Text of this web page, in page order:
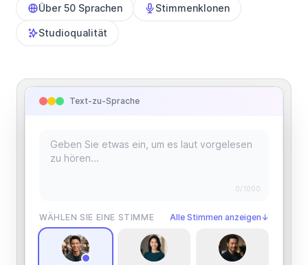
Über 50 Sprachen Stimmenklonen
Studioqualität
Text-zu-Sprache
0/1000
WÄHLEN SIE EINE STIMME Alle Stimmen anzeigen ↓